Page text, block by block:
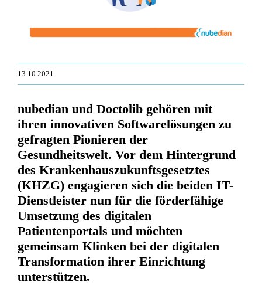
13.10.2021
nubedian und Doctolib gehören mit
ihren innovativen Softwarelösungen zu
gefragten Pionieren der
Gesundheitswelt. Vor dem Hintergrund
des Krankenhauszukunftsgesetztes
(KHZG) engagieren sich die beiden IT-
Dienstleister nun für die förderfähige
Umsetzung des digitalen
Patientenportals und möchten
gemeinsam Klinken bei der digitalen
Transformation ihrer Einrichtung
unterstützen.